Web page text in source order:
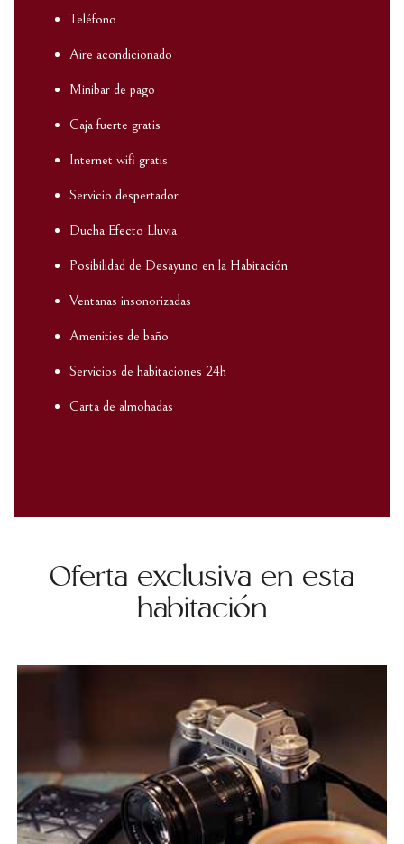
Teléfono
Aire acondicionado
Minibar de pago
Caja fuerte gratis
Internet wifi gratis
Servicio despertador
Ducha Efecto Lluvia
Posibilidad de Desayuno en la Habitación
Ventanas insonorizadas
Amenities de baño
Servicios de habitaciones 24h
Carta de almohadas
Oferta exclusiva en esta
habitación